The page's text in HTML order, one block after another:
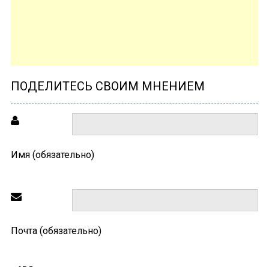
ПОДЕЛИТЕСЬ СВОИМ МНЕНИЕМ
Имя (обязательно)
Почта (обязательно)